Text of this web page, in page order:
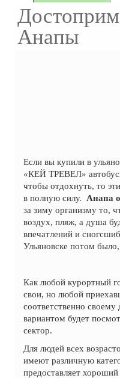
Агентам
Анапы
Если вы купили в
«КЕЙ ТРЕВЕЛ»
чтобы отдохнуть, то
в полную силу. Анапа
за зиму организму то,
воздух, пляж, а душа
впечатлений и
Ульяновске потом
Как любой курортный
свои, но любой
соответственно
вариантом будет
сектор.
Для людей всех
имеют различную
предоставляет